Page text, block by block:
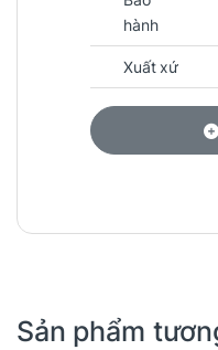
hành
Xuất xứ
Sản phẩm